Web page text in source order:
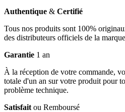
Authentique & Certifié
Tous nos produits sont 100%
des distributeurs officiels de la
Garantie 1 an
À la réception de votre commande,
totale d'un an sur votre produit pour
problème technique.
Satisfait ou Remboursé